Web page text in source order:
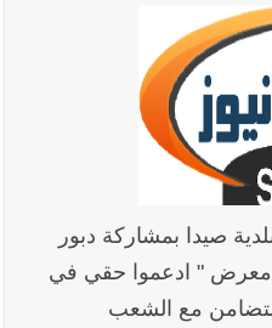
صيدا بمشاركة دبور
معرض " ادعموا حقي في
للتضامن مع الشعب